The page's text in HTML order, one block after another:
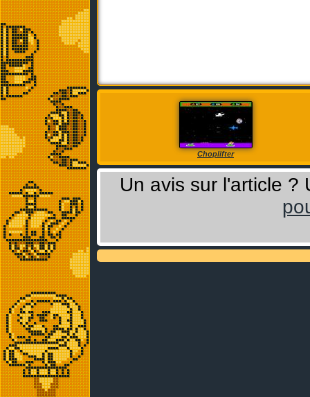
Choplifter
Un avis sur l'article